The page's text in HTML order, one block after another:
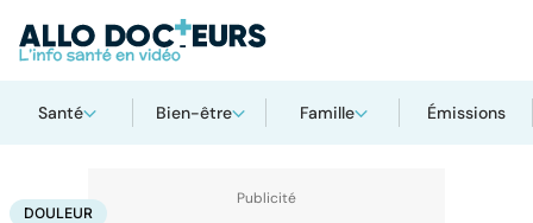
Santé Bien-être Famille Émissions
AccueilSanté
DOULEUR